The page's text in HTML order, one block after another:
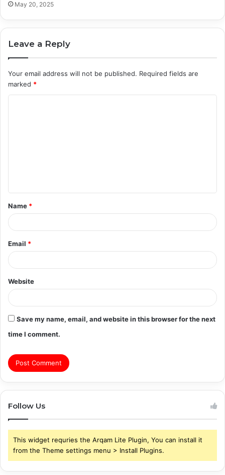
May 20, 2025
Leave a Reply
Your email address will not be published. Required fields are
marked *
t
*
Name *
Email *
Website
Save my name, email, and website in this browser for the next
time I comment.
Follow Us
This widget requries the Arqam Lite Plugin, You can install it
from the Theme settings menu > Install Plugins.